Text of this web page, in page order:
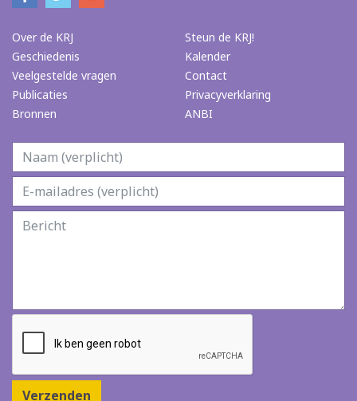
Over de KRJ
Geschiedenis
Veelgestelde vragen
Publicaties
Bronnen
Steun de KRJ!
Kalender
Contact
Privacyverklaring
ANBI
Verzenden